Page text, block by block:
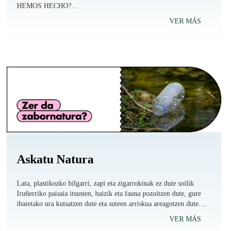
HEMOS HECHO?...
VER MÁS
Askatu Natura
Lata, plastikozko bilgarri, zapi eta zigarrokinak ez dute soilik
Iruñerriko paisaia itsusten, baizik eta fauna pozoitzen dute, gure
ibaietako ura kutsatzen dute eta suteen arriskua areagotzen dute....
VER MÁS